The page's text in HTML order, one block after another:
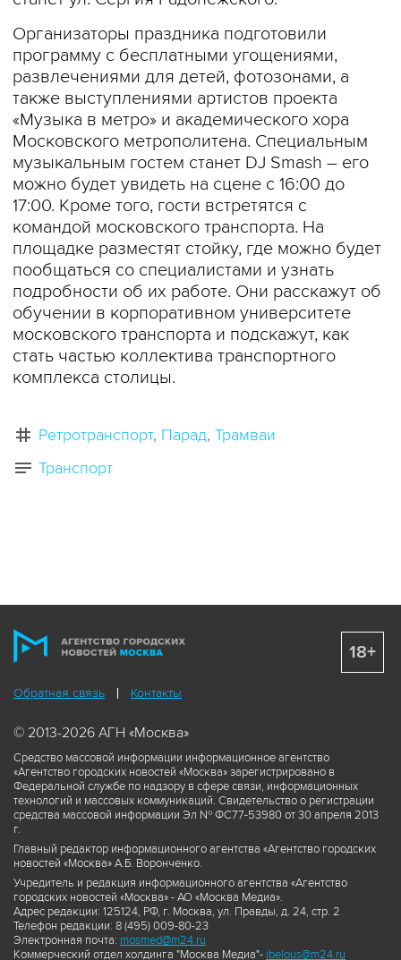
Организаторы праздника подготовили
программу с бесплатными угощениями,
развлечениями для детей, фотозонами, а
также выступлениями артистов проекта
«Музыка в метро» и академического хора
Московского метрополитена. Специальным
музыкальным гостем станет DJ Smash – его
можно будет увидеть на сцене c 16:00 до
17:00. Кроме того, гости встретятся с
командой московского транспорта. На
площадке разместят стойку, где можно будет
пообщаться со специалистами и узнать
подробности об их работе. Они расскажут об
обучении в корпоративном университете
московского транспорта и подскажут, как
стать частью коллектива транспортного
комплекса столицы.
Ретротранспорт Парад Трамваи
Транспорт
Обратная связь Контакты
© 2013-2026 АГН «Москва»
Средство массовой информации информационное агентство
«Агентство городских новостей «Москва» зарегистрировано в
Федеральной службе по надзору в сфере связи, информационных
технологий и массовых коммуникаций. Свидетельство о регистрации
средства массовой информации Эл № ФС77-53980 от 30 апреля 2013
г.
Главный редактор информационного агентства «Агентство городских
новостей «Москва» А.Б. Воронченко.
Учредитель и редакция информационного агентства «Агентство
городских новостей «Москва» - АО «Москва Медиа».
Адрес редакции: 125124, РФ, г. Москва, ул. Правды, д. 24, стр. 2
Телефон редакции: 8 (495) 009-80-23
Электронная почта: mosmed@m24.ru
Коммерческий отдел холдинга "Москва Медиа"- ibelous@m24.ru
18+